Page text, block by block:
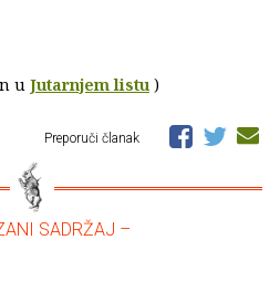
u Jutarnjem listu )
Preporuči članak
SADRŽAJ –